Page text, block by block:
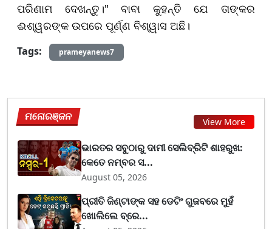
ପରିଣାମ ଦେଖନ୍ତୁ।" ବାବା କୁହନ୍ତି ଯେ ତାଙ୍କର
ଈଶ୍ୱରଙ୍କ ଉପରେ ପୂର୍ଣ୍ଣ ବିଶ୍ୱାସ ଅଛି।
Tags: prameyanews7
ମନୋରଞ୍ଜନ View More
ଭାରତର ସବୁଠାରୁ ଦାମୀ ସେଲିବ୍ରିଟି ଶାହରୁଖ:
କେତେ ନମ୍ବର ସ...
August 05, 2026
ପ୍ରୀତି ଜିଣ୍ଟାଙ୍କ ସହ ଡେଟିଂ ଗୁଜବରେ ମୁହଁ
ଖୋଲିଲେ ବ୍ରେ...